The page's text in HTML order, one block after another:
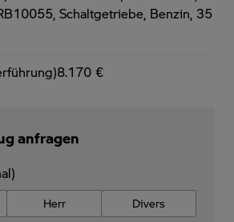
Schaltgetriebe, Benzin, 35
8.170 €
anfragen
Herr Divers